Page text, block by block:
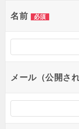
ゲ
ー
シ
ョ
名前 必須
メール（公開さ